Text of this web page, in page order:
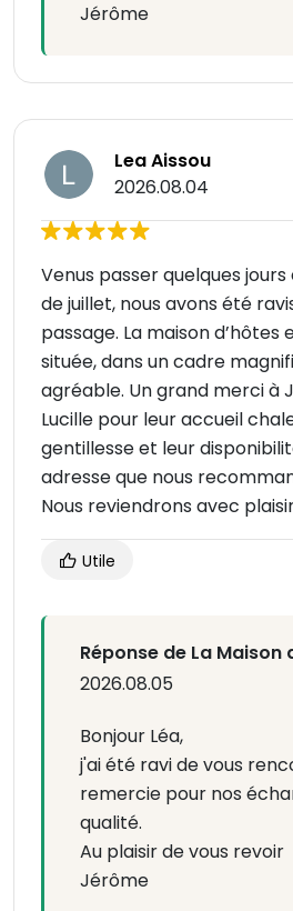
Jérôme
Lea Aissou
2026.08.04
Venus passer quelques
de juillet, nous avons été
passage. La maison
située, dans un cadre
agréable. Un grand merci à
Lucille pour leur accueil
gentillesse et leur
adresse que nous
Nous reviendrons avec
Utile
Réponse de La Maison
2026.08.05
Bonjour Léa,
j'ai été ravi de vous
remercie pour nos
qualité.
Au plaisir de vous revoir
Jérôme